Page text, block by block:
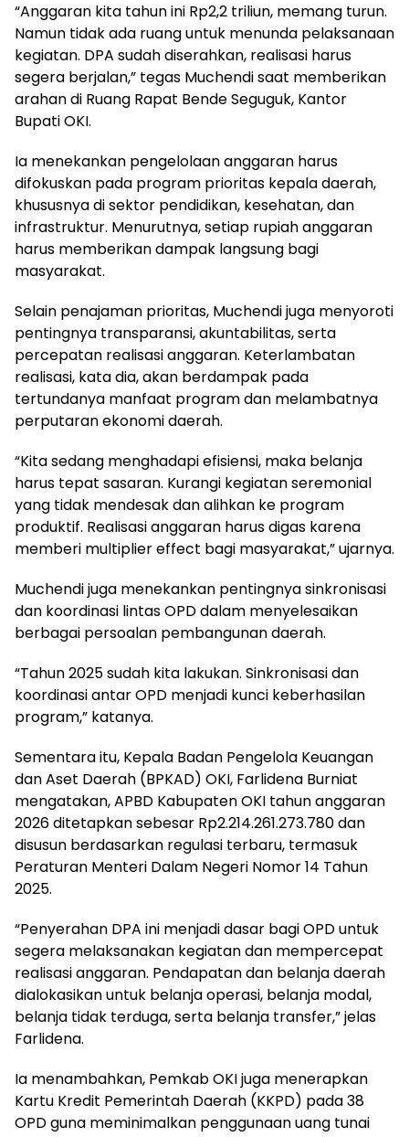
“Anggaran kita tahun ini Rp2,2 triliun, memang turun.
Namun tidak ada ruang untuk menunda pelaksanaan
kegiatan. DPA sudah diserahkan, realisasi harus
segera berjalan,” tegas Muchendi saat memberikan
arahan di Ruang Rapat Bende Seguguk, Kantor
Bupati OKI.
Ia menekankan pengelolaan anggaran harus
difokuskan pada program prioritas kepala daerah,
khususnya di sektor pendidikan, kesehatan, dan
infrastruktur. Menurutnya, setiap rupiah anggaran
harus memberikan dampak langsung bagi
masyarakat.
Selain penajaman prioritas, Muchendi juga menyoroti
pentingnya transparansi, akuntabilitas, serta
percepatan realisasi anggaran. Keterlambatan
realisasi, kata dia, akan berdampak pada
tertundanya manfaat program dan melambatnya
perputaran ekonomi daerah.
“Kita sedang menghadapi efisiensi, maka belanja
harus tepat sasaran. Kurangi kegiatan seremonial
yang tidak mendesak dan alihkan ke program
produktif. Realisasi anggaran harus digas karena
memberi multiplier effect bagi masyarakat,” ujarnya.
Muchendi juga menekankan pentingnya sinkronisasi
dan koordinasi lintas OPD dalam menyelesaikan
berbagai persoalan pembangunan daerah.
“Tahun 2025 sudah kita lakukan. Sinkronisasi dan
koordinasi antar OPD menjadi kunci keberhasilan
program,” katanya.
Sementara itu, Kepala Badan Pengelola Keuangan
dan Aset Daerah (BPKAD) OKI, Farlidena Burniat
mengatakan, APBD Kabupaten OKI tahun anggaran
2026 ditetapkan sebesar Rp2.214.261.273.780 dan
disusun berdasarkan regulasi terbaru, termasuk
Peraturan Menteri Dalam Negeri Nomor 14 Tahun
2025.
“Penyerahan DPA ini menjadi dasar bagi OPD untuk
segera melaksanakan kegiatan dan mempercepat
realisasi anggaran. Pendapatan dan belanja daerah
dialokasikan untuk belanja operasi, belanja modal,
belanja tidak terduga, serta belanja transfer,” jelas
Farlidena.
Ia menambahkan, Pemkab OKI juga menerapkan
Kartu Kredit Pemerintah Daerah (KKPD) pada 38
OPD guna meminimalkan penggunaan uang tunai